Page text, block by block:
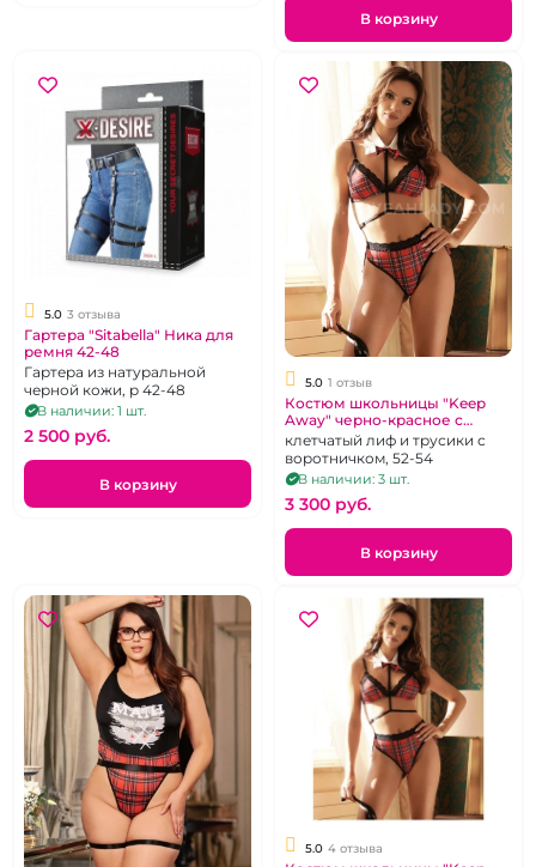
В корзину
5.0 3 отзыва
Гартера "Sitabella" Ника для
ремня 42-48
Гартера из натуральной
черной кожи, р 42-48
В наличии: 1 шт.
2 500 pуб.
В корзину
5.0 1 отзыв
Костюм школьницы "Keep
Away" черно-красное с
воротником, 52-54
клетчатый лиф и трусики с
воротничком, 52-54
В наличии: 3 шт.
3 300 pуб.
В корзину
5.0 4 отзыва